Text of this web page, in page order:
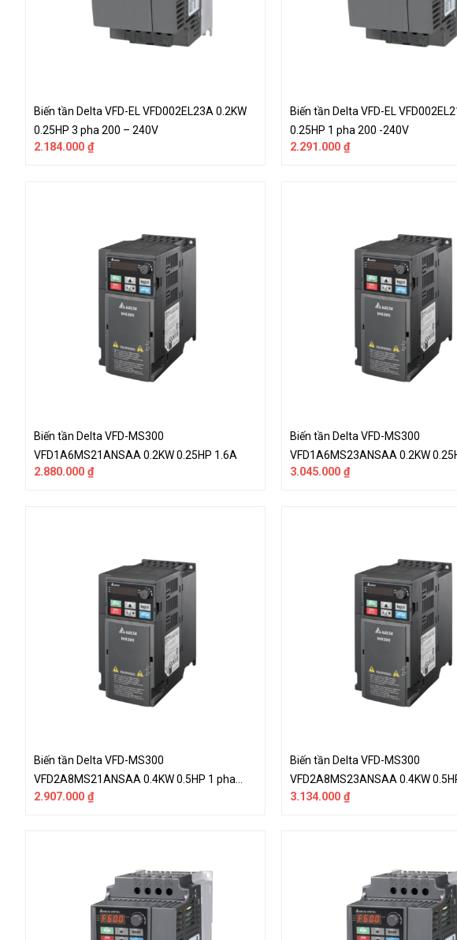
Biến tần Delta VFD-EL VFD002EL23A 0.2KW
0.25HP 3 pha 200 – 240V
2.184.000 ₫
Biến tần Delta VFD-EL
0.25HP 1 pha 200 -240V
2.291.000 ₫
Biến tần Delta VFD-MS300
VFD1A6MS21ANSAA 0.2KW 0.25HP 1.6A
2.880.000 ₫
Biến tần Delta VFD-MS300
VFD1A6MS23ANSAA 0.2KW
220V
3.045.000 ₫
Biến tần Delta VFD-MS300
VFD2A8MS21ANSAA 0.4KW 0.5HP 1 pha
220V
2.907.000 ₫
Biến tần Delta VFD-MS300
VFD2A8MS23ANSAA 0.4KW
220V
3.134.000 ₫